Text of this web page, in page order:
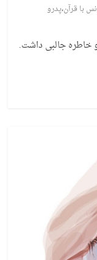
با قرآن،پدرو
خاطره جالبی داشت.